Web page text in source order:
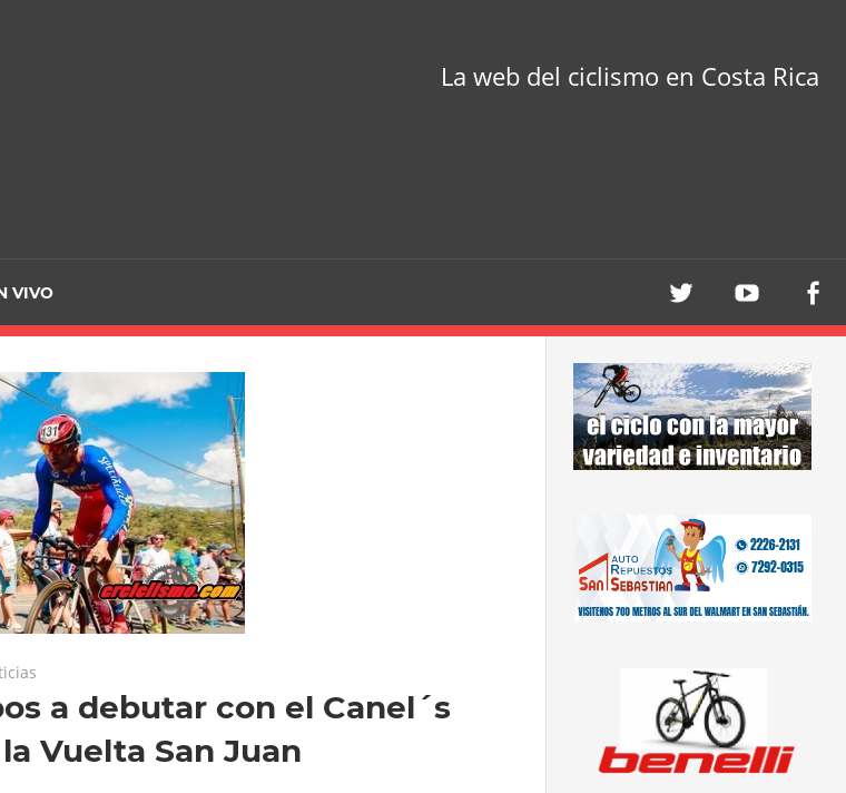
La web del ciclismo en Costa Rica
VIVO
a debutar con el Canel´s
Vuelta San Juan